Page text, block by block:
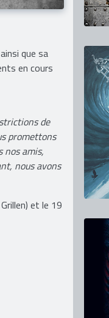
que sa
en cours
de
promettons
nos amis,
nous avons
et le 19